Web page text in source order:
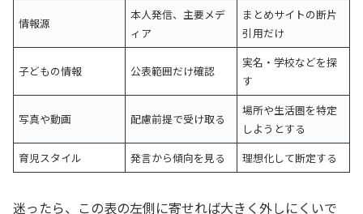
情報源
本人発信、主要メデ
ィア
まとめサイトの断片
引用だけ
子どもの情報 公表範囲だけ確認
実名・学校などを探
す
写真や動画 配慮前提で受け取る
場所や生活圏を特定
しようとする
育児スタイル
発言から傾向を見る 理想化して断定する
迷ったら、この表の左側に寄せれば大きく外しにくいで